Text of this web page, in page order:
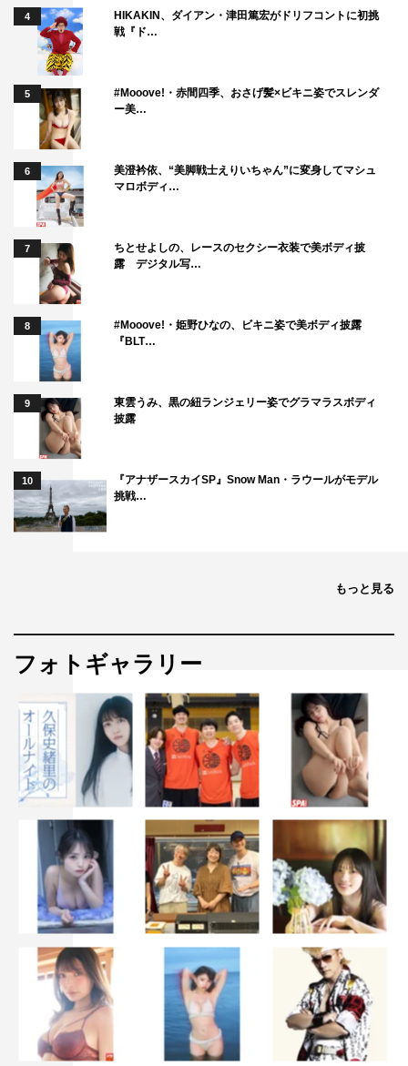
綾子に）とても似ていると思いました”とおっしゃいまし
た。多くの女性スタッフから、“主人公にとても共感でき
る！”という声は聞いていましたが、“自分に似ている”とお
っしゃった福田さん。ドラマのリハーサルを重ねれば重ね
るほど、ドラマの主役・南綾子が鮮明になっていきまし
た。福田さんの言い回しや動き方によって、台本がうねり
と共感を得るものに変化していく喜びを強烈に感じていま
す。監督の提案に対する対応力の高さは半端なしです。映
像になったら面白くないはずがありません。女性だけでな
く男性も応援したくなるであろう、福田麻貴さんが演じる
南綾子とドラマにご期待ください！
番組情報
『婚活1000本ノック』
フジテレビ系
2024年1月スタート
毎週水曜 午後10時～10時54分
出演：福田麻貴（3時のヒロイン）ほか
原作：「婚活1000本ノック」南綾子（新潮社刊／新潮文
庫より12月25日（月）発売予定）
家へ』ほか）
矢ノ口真実（The icon）（映画「推しが武道館いってくれ
たら死ぬ」ほか）
髙石明彦（The icon）（『恋なんて、本気でやってどうす
るの？』ほか）
演出：田中亮（『コンフィデンスマンJP』シリーズ、
『イチケイのカラス』シリーズ ほか）
西岡和宏（『元彼の遺言状』ほか）
吉野主（『ショジョ恋。』『DIY!! -どぅー・いっと・ゆあ
せるふ-』ほか）
制作協力：The icon
制作著作：フジテレビジョン
公式HP：https://www.fujitv.co.jp/konkatsu-1000
公式Twitter：https://twitter.com/konkatsu1000_cx
公式Instagram：
https://www.instagram.com/konkatsu1000_cx
公式TikTok：https://www.tiktok.com/@konkatsu1000_cx
4
HIKAKIN、ダイアン・津田篤宏がドリフコントに初挑
戦『ド…
5
#Mooove!・赤間四季、おさげ髪×ビキニ姿でスレンダ
ー美…
6
美澄衿依、“美脚戦士えりいちゃん”に変身してマシュ
マロボディ…
7
ちとせよしの、レースのセクシー衣装で美ボディ披
露 デジタル写…
8
#Mooove!・姫野ひなの、ビキニ姿で美ボディ披露
『BLT…
9
東雲うみ、黒の紐ランジェリー姿でグラマラスボディ
披露
10
『アナザースカイSP』Snow Man・ラウールがモデル
挑戦…
もっと見る
フォトギャラリー